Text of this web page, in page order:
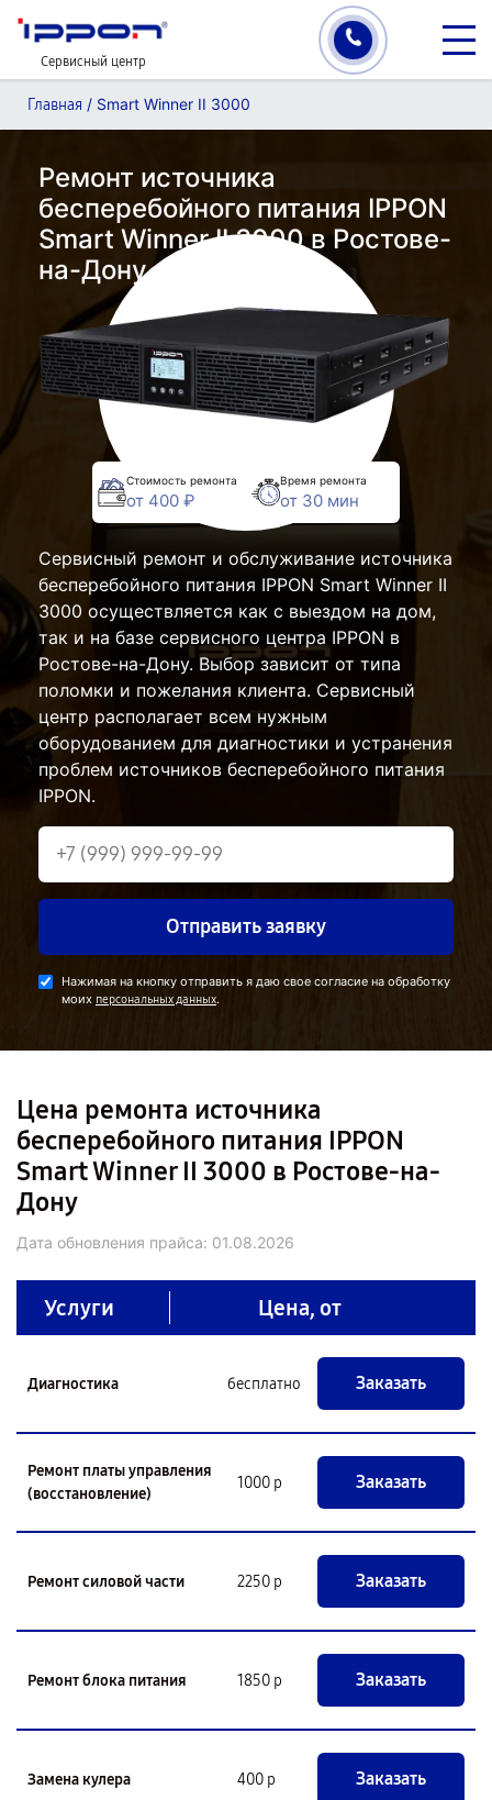
Сервисный центр
Главная / Smart Winner II 3000
Ремонт источника
бесперебойного питания IPPON
Smart Winner II 3000 в Ростове-
на-Дону
Стоимость ремонта
от 400 ₽
Время ремонта
от 30 мин
Сервисный ремонт и обслуживание источника
бесперебойного питания IPPON Smart Winner II
3000 осуществляется как с выездом на дом,
так и на базе сервисного центра IPPON в
Ростове-на-Дону. Выбор зависит от типа
поломки и пожелания клиента. Сервисный
центр располагает всем нужным
оборудованием для диагностики и устранения
проблем источников бесперебойного питания
IPPON.
Отправить заявку
Нажимая на кнопку отправить я даю свое согласие на обработку
моих персональных данных.
Цена ремонта источника
бесперебойного питания IPPON
Smart Winner II 3000 в Ростове-на-
Дону
Дата обновления прайса: 01.08.2026
Услуги Цена, от
Диагностика бесплатно Заказать
Ремонт платы управления
(восстановление)
1000 р Заказать
Ремонт силовой части 2250 р Заказать
Ремонт блока питания 1850 р Заказать
Замена кулера 400 р Заказать